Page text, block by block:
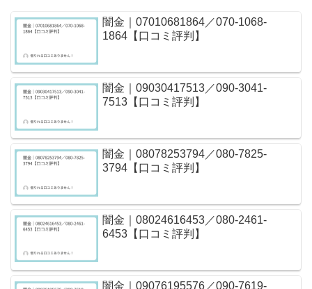
闇金｜07010681864／070-1068-
1864【口コミ評判】
闇金｜09030417513／090-3041-
7513【口コミ評判】
闇金｜08078253794／080-7825-
3794【口コミ評判】
闇金｜08024616453／080-2461-
6453【口コミ評判】
闇金｜09076195576／090-7619-